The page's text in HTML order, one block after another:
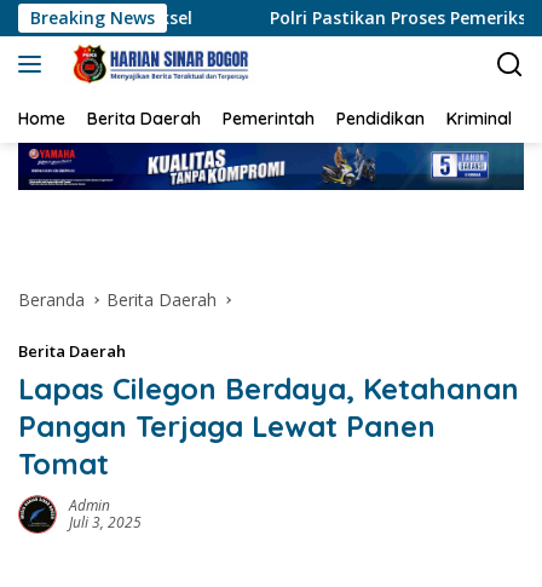
Langsung
ke
konten
Breaking News
Polri Pastikan Proses Pemeriksaan Personel di Aceh
Home Berita Daerah Pemerintah Pendidikan Kriminal
Beranda Berita Daerah
Berita Daerah
Lapas Cilegon Berdaya, Ketahanan
Pangan Terjaga Lewat Panen
Tomat
Admin
Juli 3, 2025